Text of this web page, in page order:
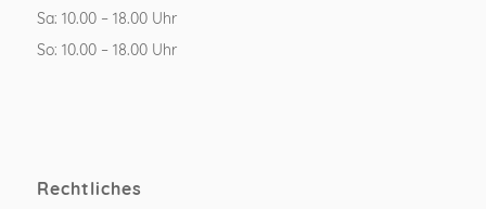
Sa: 10.00 – 18.00 Uhr
So: 10.00 – 18.00 Uhr
Rechtliches